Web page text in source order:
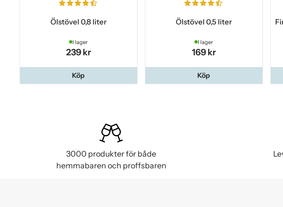
Ölstövel 0,8 liter
I lager
239 kr
Köp
Ölstövel 0,5 liter
I lager
169 kr
Köp
3000 produkter för både
hemmabaren och proffsbaren